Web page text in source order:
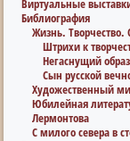
Виртуальные
Библиография
Жизнь. Творчество.
Штрихи к
Негаснущий
Сын русской
Художественный
Юбилейная
Лермонтова
С милого севера в